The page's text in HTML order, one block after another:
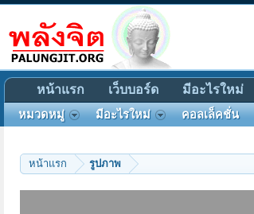
หน้าแรก รูปภาพ
หน้าแรก เว็บบอร์ด มีอะไรใหม่
หมวดหมู่ มีอะไรใหม่ คอลเล็คชั่น